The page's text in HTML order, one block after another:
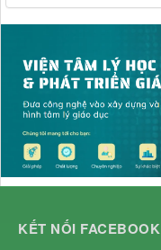
KẾT NỐI FACEBOOK